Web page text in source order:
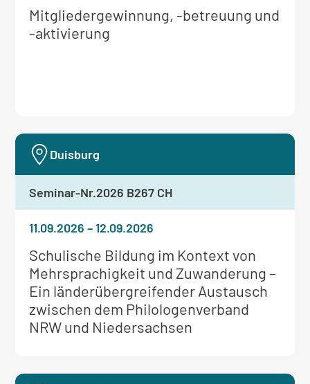
Weitere
Informationen
Mitgliedergewinnung, -betreuung und
-aktivierung
Weitere
Informationen
zum
Seminar:
Schulische Bildung im Kontext von
Mehrsprachigkeit und Zuwanderung –
Ein länderübergreifender Austausch
zwischen dem Philologenverband
NRW und Niedersachsen
11.09.2026–12.09.2026
Duisburg
Seminar-Nr.2026 B267 CH